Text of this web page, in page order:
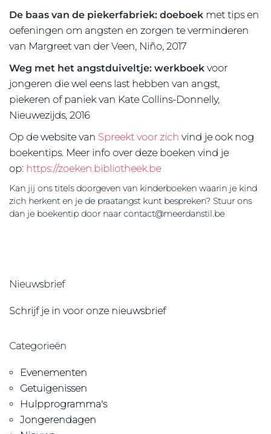
De baas van de piekerfabriek: doeboek met tips en
oefeningen om angsten en zorgen te verminderen
van Margreet van der Veen, Niño, 2017
Weg met het angstduiveltje: werkboek voor
jongeren die wel eens last hebben van angst,
piekeren of paniek van Kate Collins-Donnelly,
Nieuwezijds, 2016
Op de website van Spreekt voor zich vind je ook nog
boekentips. Meer info over deze boeken vind je
op: https://zoeken.bibliotheek.be
Kan jij ons titels doorgeven van kinderboeken waarin je kind
zich herkent en je de praatangst kunt bespreken? Stuur ons
dan je boekentip door naarcontact@meerdanstil.be
Nieuwsbrief
Schrijf je in voor onze nieuwsbrief
Categorieën
Evenementen
Getuigenissen
Hulpprogramma's
Jongerendagen